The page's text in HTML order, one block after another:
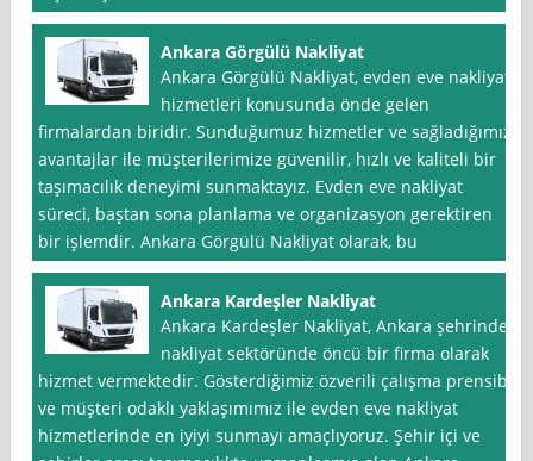
Ankara Görgülü Nakliyat
Ankara Görgülü Nakliyat, evden eve nakliyat
hizmetleri konusunda önde gelen
firmalardan biridir. Sunduğumuz hizmetler ve sağladığımız
avantajlar ile müşterilerimize güvenilir, hızlı ve kaliteli bir
taşımacılık deneyimi sunmaktayız. Evden eve nakliyat
süreci, baştan sona planlama ve organizasyon gerektiren
bir işlemdir. Ankara Görgülü Nakliyat olarak, bu
Ankara Kardeşler Nakliyat
Ankara Kardeşler Nakliyat, Ankara şehrinde
nakliyat sektöründe öncü bir firma olarak
hizmet vermektedir. Gösterdiğimiz özverili çalışma prensibi
ve müşteri odaklı yaklaşımımız ile evden eve nakliyat
hizmetlerinde en iyiyi sunmayı amaçlıyoruz. Şehir içi ve